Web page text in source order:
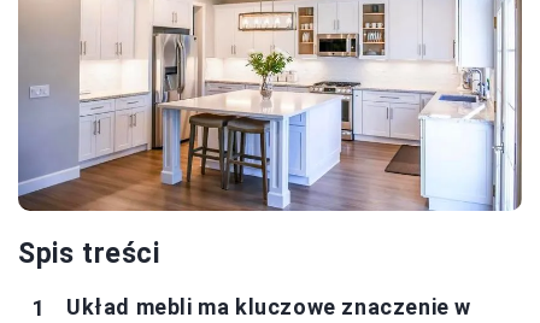
Spis treści
Układ mebli ma kluczowe znaczenie w